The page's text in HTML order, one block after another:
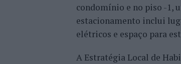
condomínio e no piso -1,
estacionamento inclui
elétricos e espaço para
A Estratégia Local de